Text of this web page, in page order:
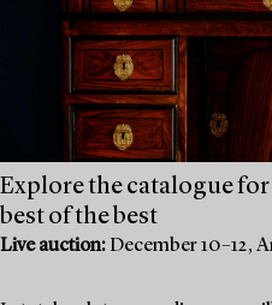
Explore the catalogue
best of the best
Live auction: December 10–12,